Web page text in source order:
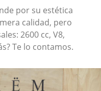
por su estética
calidad, pero
2600 cc, V8,
Te lo contamos.